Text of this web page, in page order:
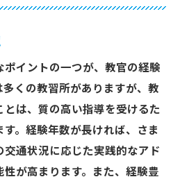
イントの一つが、教官の経験
くの教習所がありますが、教
とは、質の高い指導を受けるた
。経験年数が長ければ、さま
通状況に応じた実践的なアド
が高まります。また、経験豊